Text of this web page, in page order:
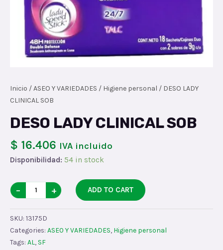
Inicio /ASEO Y VARIEDADES / Higiene personal / DESO LADY
CLINICAL SOB
DESO LADY CLINICAL SOB
$ 16.406 IVA incluido
Disponibilidad: 54 in stock
DESO
LADY
CLINICAL
SOB
quantity
− + ADD TO CART
SKU: 13175D
Categories: ASEO Y VARIEDADES, Higiene personal
Tags: AL, SF